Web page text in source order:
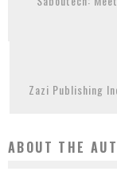
Zazi Publishing
ABOUT THE